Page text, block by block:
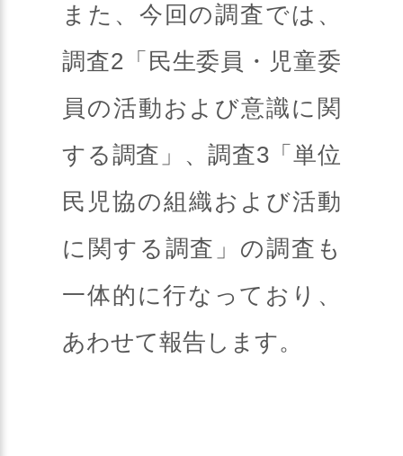
また、今回の調査では、
調査2「民生委員・児童委
員の活動および意識に関
する調査」、調査3「単位
民児協の組織および活動
に関する調査」の調査も
一体的に行なっており、
あわせて報告します。